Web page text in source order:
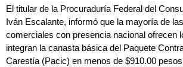
El titular de la Procuraduría Federal del
Iván Escalante, informó que la mayoría de
comerciales con presencia nacional ofrecen
integran la canasta básica del Paquete
Carestía (Pacic) en menos de $910.00